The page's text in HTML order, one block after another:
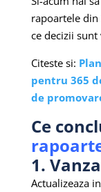
rapoartele din
ce decizii
Citeste si:
pentru 365
de
Ce
1.
Actualizeaza